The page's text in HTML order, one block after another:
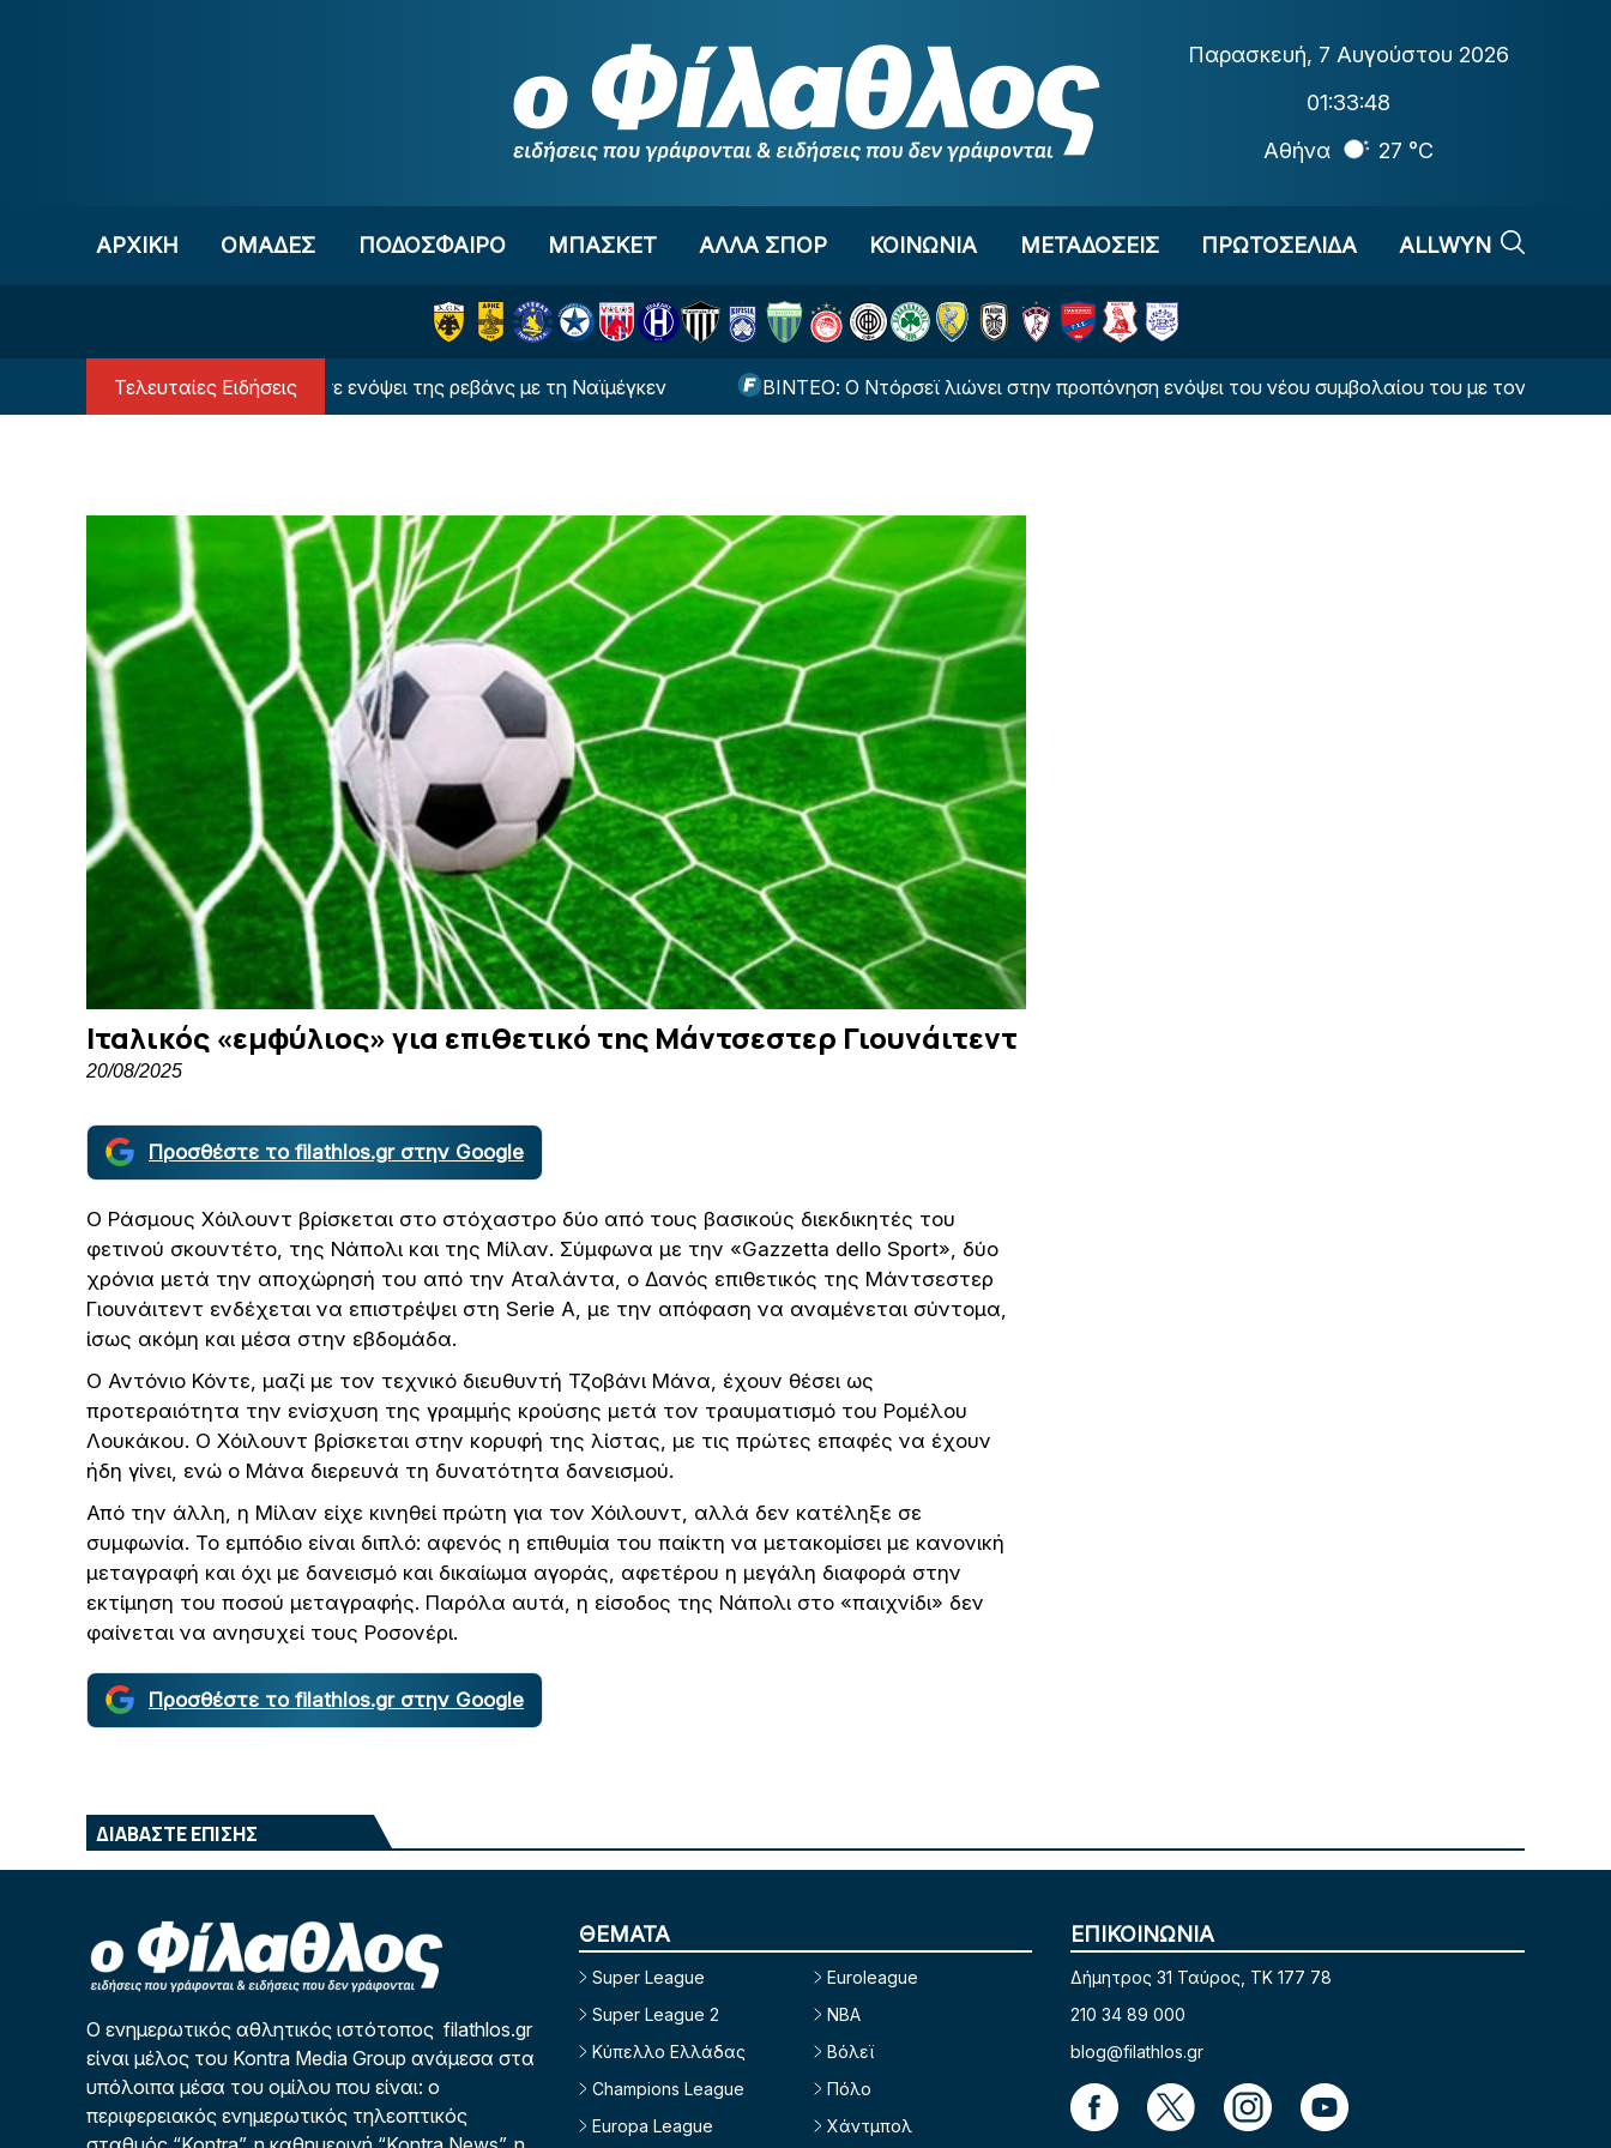
Παρασκευή, 7 Αυγούστου 2026
01:33:48
Αθήνα
27 °C
ΑΡΧΙΚΗ OΜΑΔΕΣ ΠΟΔΟΣΦΑΙΡΟ ΜΠΑΣΚΕΤ ΑΛΛΑ ΣΠΟΡ ΚΟΙΝΩΝΙΑ ΜΕΤΑΔΟΣΕΙΣ ΠΡΩΤΟΣΕΛΙΔΑ ALLWYN
Τελευταίες Ειδήσεις
συμβαίνει με Ρέτσο και Έσε ενόψει της ρεβάνς με τη Ναϊμέγκεν ΒΙΝΤΕΟ: Ο Ντόρσεϊ λιώνει στην προπόνηση ενόψει του νέου συμβολαίου του με τον Ολυμπιακό
Ιταλικός «εμφύλιος» για επιθετικό της Μάντσεστερ Γιουνάιτεντ
20/08/2025
Προσθέστε το filathlos.gr στην Google
Ο Ράσμους Χόιλουντ βρίσκεται στο στόχαστρο δύο από τους βασικούς διεκδικητές του
φετινού σκουντέτο, της Νάπολι και της Μίλαν. Σύμφωνα με την «Gazzetta dello Sport», δύο
χρόνια μετά την αποχώρησή του από την Αταλάντα, ο Δανός επιθετικός της Μάντσεστερ
Γιουνάιτεντ ενδέχεται να επιστρέψει στη Serie A, με την απόφαση να αναμένεται σύντομα,
ίσως ακόμη και μέσα στην εβδομάδα.
Ο Αντόνιο Κόντε, μαζί με τον τεχνικό διευθυντή Τζοβάνι Μάνα, έχουν θέσει ως
προτεραιότητα την ενίσχυση της γραμμής κρούσης μετά τον τραυματισμό του Ρομέλου
Λουκάκου. Ο Χόιλουντ βρίσκεται στην κορυφή της λίστας, με τις πρώτες επαφές να έχουν
ήδη γίνει, ενώ ο Μάνα διερευνά τη δυνατότητα δανεισμού.
Από την άλλη, η Μίλαν είχε κινηθεί πρώτη για τον Χόιλουντ, αλλά δεν κατέληξε σε
συμφωνία. Το εμπόδιο είναι διπλό: αφενός η επιθυμία του παίκτη να μετακομίσει με κανονική
μεταγραφή και όχι με δανεισμό και δικαίωμα αγοράς, αφετέρου η μεγάλη διαφορά στην
εκτίμηση του ποσού μεταγραφής. Παρόλα αυτά, η είσοδος της Νάπολι στο «παιχνίδι» δεν
φαίνεται να ανησυχεί τους Ροσονέρι.
Προσθέστε το filathlos.gr στην Google
ΔΙΑΒΑΣΤΕ ΕΠΙΣΗΣ
Ο ενημερωτικός αθλητικός ιστότοπος filathlos.gr
είναι μέλος του Kontra Media Group ανάμεσα στα
υπόλοιπα μέσα του ομίλου που είναι: ο
περιφερειακός ενημερωτικός τηλεοπτικός
ΘΕΜΑΤΑ
Super League
Super League 2
Κύπελλο Ελλάδας
Champions League
Europa League
Euroleague
NBA
Βόλεϊ
Πόλο
Χάντμπολ
ΕΠΙΚΟΙΝΩΝΙΑ
Δήμητρος 31 Ταύρος, TK 177 78
210 34 89 000
blog@filathlos.gr